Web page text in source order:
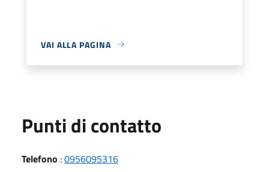
VAI ALLA PAGINA
Punti di contatto
Telefono :0956095316